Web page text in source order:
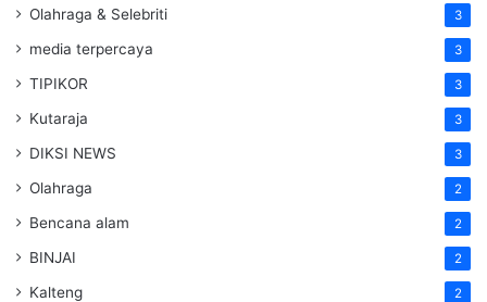
Olahraga & Selebriti 3
media terpercaya 3
TIPIKOR 3
Kutaraja 3
DIKSI NEWS 3
Olahraga 2
Bencana alam 2
BINJAI 2
Kalteng 2